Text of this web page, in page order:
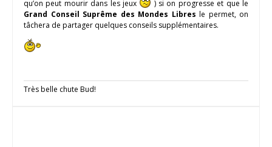
qu’on peut mourir dans les jeux
) si on progresse et que le
Grand Conseil Suprême des Mondes Libres le permet, on
tâchera de partager quelques conseils supplémentaires.
Très belle chute Bud!